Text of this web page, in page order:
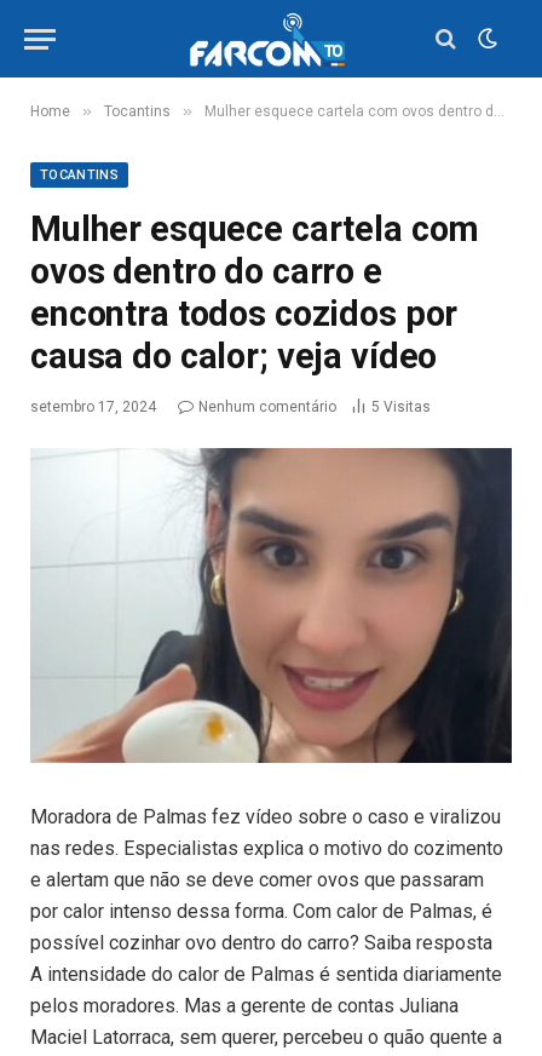
Home » Tocantins » Mulher esquece cartela com ovos dentro do carro e encontra todos cozidos por causa do calor; veja vídeo
TOCANTINS
Mulher esquece cartela com
ovos dentro do carro e
encontra todos cozidos por
causa do calor; veja vídeo
setembro 17, 2024 Nenhum comentário 5 Visitas
Moradora de Palmas fez vídeo sobre o caso e viralizou
nas redes. Especialistas explica o motivo do cozimento
e alertam que não se deve comer ovos que passaram
por calor intenso dessa forma. Com calor de Palmas, é
possível cozinhar ovo dentro do carro? Saiba resposta
A intensidade do calor de Palmas é sentida diariamente
pelos moradores. Mas a gerente de contas Juliana
Maciel Latorraca, sem querer, percebeu o quão quente a